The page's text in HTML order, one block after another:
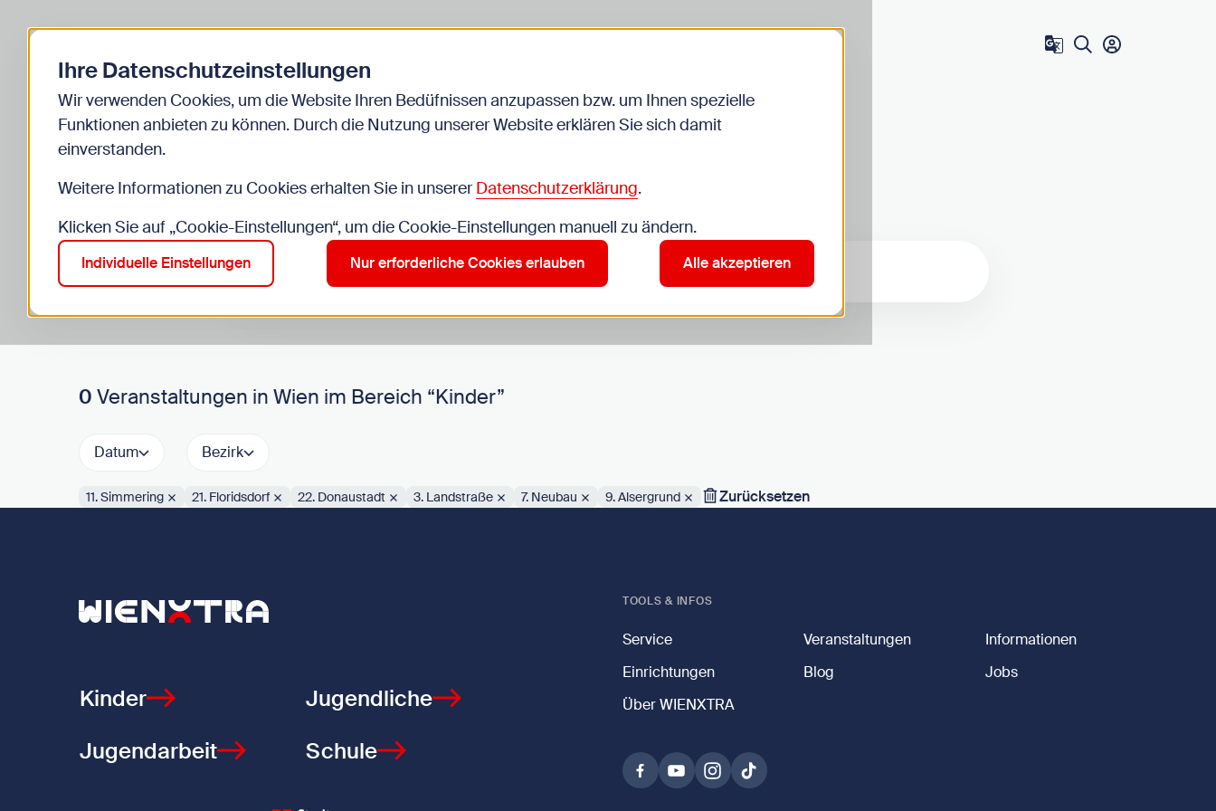
Zum Benutzer
Start Kinder Veranstaltungen
Veranstaltungen
Suche im Bereich “Kinder”
Suchen
0 Veranstaltungen in Wien im Bereich “Kinder”
Datum Bezirk
Aktive Filter:
11. Simmering 21. Floridsdorf 22. Donaustadt 3. Landstraße 7. Neubau 9. Alsergrund Zurücksetzen
Zurück zur Startseite
Kinder
Jugendliche
Jugendarbeit
Schule
TOOLS & INFOS
Service Veranstaltungen
Informationen
Einrichtungen
Blog
Jobs
Über WIENXTRA
Ihre Datenschutzeinstellungen
Wir verwenden Cookies, um die Website Ihren Bedüfnissen anzupassen bzw. um Ihnen spezielle
Funktionen anbieten zu können. Durch die Nutzung unserer Website erklären Sie sich damit
einverstanden.
Weitere Informationen zu Cookies erhalten Sie in unsererDatenschutzerklärung.
Klicken Sie auf „Cookie-Einstellungen“, um die Cookie-Einstellungen manuell zu ändern.
Individuelle Einstellungen Nur erforderliche Cookies erlauben Alle akzeptieren